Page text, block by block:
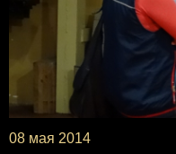
08 мая 2014